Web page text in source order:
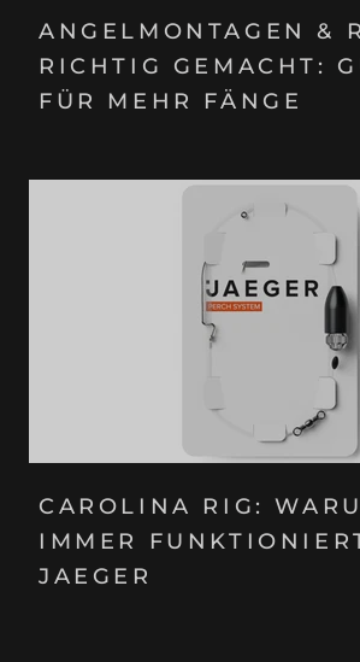
ANGELMONTAGEN &
RICHTIG GEMACHT:
FÜR MEHR FÄNGE
CAROLINA RIG:
IMMER
JAEGER